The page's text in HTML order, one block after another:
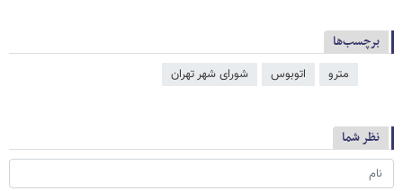
برچسب‌ها
مترو اتوبوس شورای شهر تهران
نظر شما